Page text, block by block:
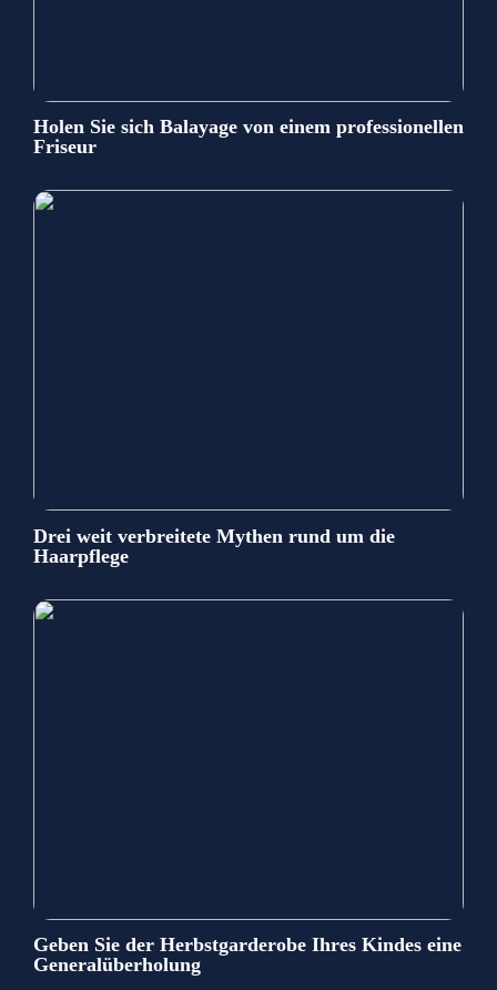
Holen Sie sich Balayage von einem professionellen
Friseur
Drei weit verbreitete Mythen rund um die
Haarpflege
Geben Sie der Herbstgarderobe Ihres Kindes eine
Generalüberholung